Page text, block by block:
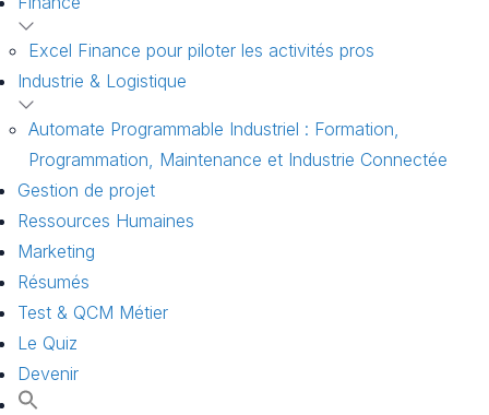
Excel Finance pour piloter les activités pros
Industrie & Logistique
Automate Programmable Industriel : Formation,
Programmation, Maintenance et Industrie Connectée
Gestion de projet
Ressources Humaines
Marketing
Résumés
Test & QCM Métier
Le Quiz
Devenir